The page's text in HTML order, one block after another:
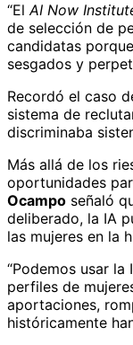
“ElAI Now
de selección de
candidatas
sesgados y
Recordó el caso
sistema de
discriminaba
Más allá de los
oportunidades
Ocampo señaló
deliberado, la IA
las mujeres en la
“Podemos usar
perfiles de
aportaciones,
históricamente